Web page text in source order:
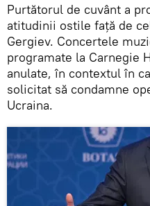
Purtătorul de cuvânt a
atitudinii ostile faţă de
Gergiev. Concertele
programate la Carnegie
anulate, în contextul în
solicitat să condamne
Ucraina.